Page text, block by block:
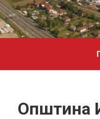
Општина